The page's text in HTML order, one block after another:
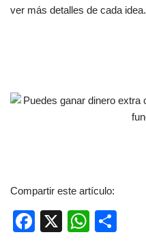
ver más detalles de cada idea.
Compartir este artículo:
F
X
W